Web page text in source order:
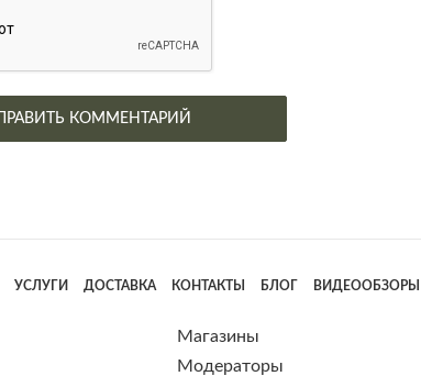
УСЛУГИ ДОСТАВКА КОНТАКТЫ БЛОГ ВИДЕООБЗОРЫ
Магазины
Модераторы